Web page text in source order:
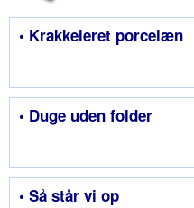
• Krakkeleret porcelæn
• Duge uden folder
• Så står vi op